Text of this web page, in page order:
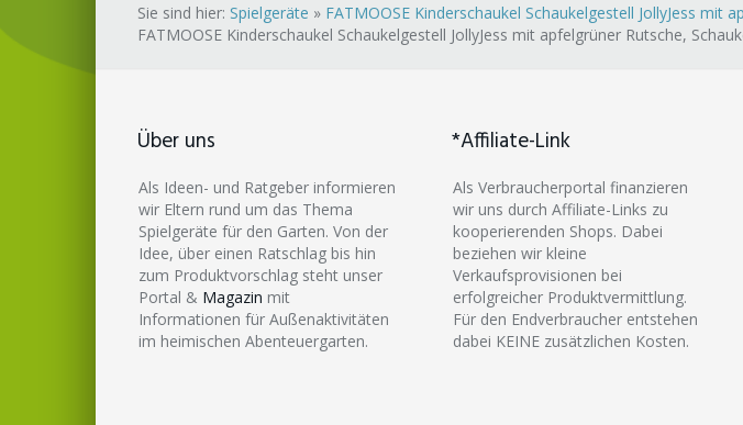
Sie sind hier: Spielgeräte » FATMOOSE Kinderschaukel Schaukelgestell JollyJess mit
FATMOOSE Kinderschaukel Schaukelgestell JollyJess mit apfelgrüner Rutsche,
Über uns
Als Ideen- und Ratgeber informieren
wir Eltern rund um das Thema
Spielgeräte für den Garten. Von der
Idee, über einen Ratschlag bis hin
zum Produktvorschlag steht unser
Portal & Magazin mit
Informationen für Außenaktivitäten
im heimischen Abenteuergarten.
*Affiliate-Link
Als Verbraucherportal finanzieren
wir uns durch Affiliate-Links zu
kooperierenden Shops. Dabei
beziehen wir kleine
Verkaufsprovisionen bei
erfolgreicher Produktvermittlung.
Für den Endverbraucher entstehen
dabei KEINE zusätzlichen Kosten.